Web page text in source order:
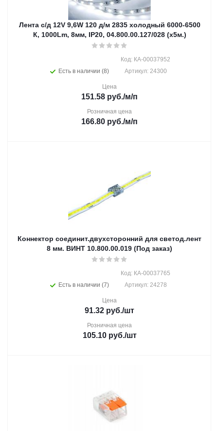
Лента с/д 12V 9,6W 120 д/м 2835 холодный 6000-6500
К, 1000Lm, 8мм, IP20, 04.800.00.127/028 (х5м.)
Есть в наличии (8)
Код: КА-00037952
Артикул: 24300
Цена
151.58 руб./м/п
Розничная цена
166.80 руб./м/п
Коннектор соединит.двухсторонний для светод.лент
8 мм. ВИНТ 10.800.00.019 (Под заказ)
Есть в наличии (7)
Код: КА-00037765
Артикул: 24278
Цена
91.32 руб./шт
Розничная цена
105.10руб./шт